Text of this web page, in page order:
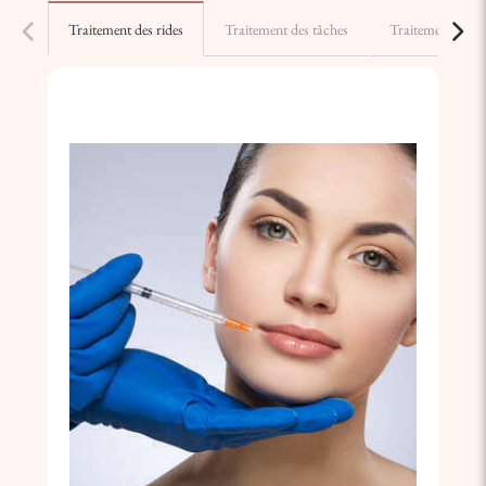
Traitement des rides Traitement des tâches Traitement du